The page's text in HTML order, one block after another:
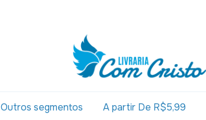
Outros segmentos A partir De R$5,99